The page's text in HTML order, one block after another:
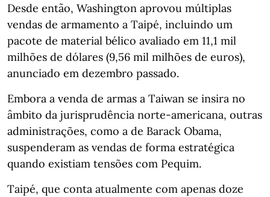
Desde então, Washington aprovou múltiplas
vendas de armamento a Taipé, incluindo um
pacote de material bélico avaliado em 11,1 mil
milhões de dólares (9,56 mil milhões de euros),
anunciado em dezembro passado.
Embora a venda de armas a Taiwan se insira no
âmbito da jurisprudência norte-americana, outras
administrações, como a de Barack Obama,
suspenderam as vendas de forma estratégica
quando existiam tensões com Pequim.
Taipé, que conta atualmente com apenas doze